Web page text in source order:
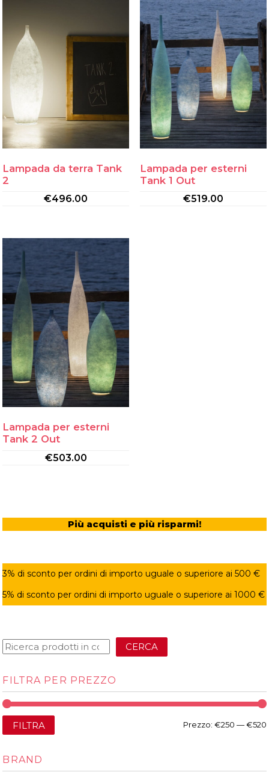
Lampada da terra Tank
2
€496.00
Lampada per esterni
Tank 1 Out
€519.00
Lampada per esterni
Tank 2 Out
€503.00
Più acquisti e più risparmi!
3% di sconto per ordini di importo uguale o superiore ai 500 €
5% di sconto per ordini di importo uguale o superiore ai 1000 €
CERCA
FILTRA PER PREZZO
FILTRA Prezzo: €250 —€520
BRAND